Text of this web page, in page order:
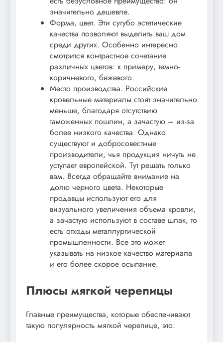
значительно дешевле.
Форма, цвет. Эти сугубо эстетические
качества позволяют выделить ваш дом
среди других. Особенно интересно
смотрится контрастное сочетание
различных цветов: к примеру, темно-
коричневого, бежевого.
Место производства. Российские
кровельные материалы стоят значительно
меньше, благодаря отсутствию
таможенных пошлин, а зачастую – из-за
более низкого качества. Однако
существуют и добросовестные
производители, чья продукция ничуть не
уступает европейской. Тут решать только
вам. Всегда обращайте внимание на
долю черного цвета. Некоторые
продавцы используют его для
визуального увеличения объема кровли,
а зачастую используют в составе шлак, то
есть отходы металлургической
промышленности. Все это может
указывать на низкое качество материала
и его более скорое осыпание.
Плюсы мягкой черепицы
Главные преимущества, которые обеспечивают
такую популярность мягкой черепице, это: